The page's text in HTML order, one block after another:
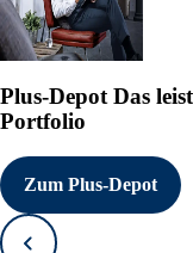
Plus-Depot Das
Portfolio
Zum Plus-Depot